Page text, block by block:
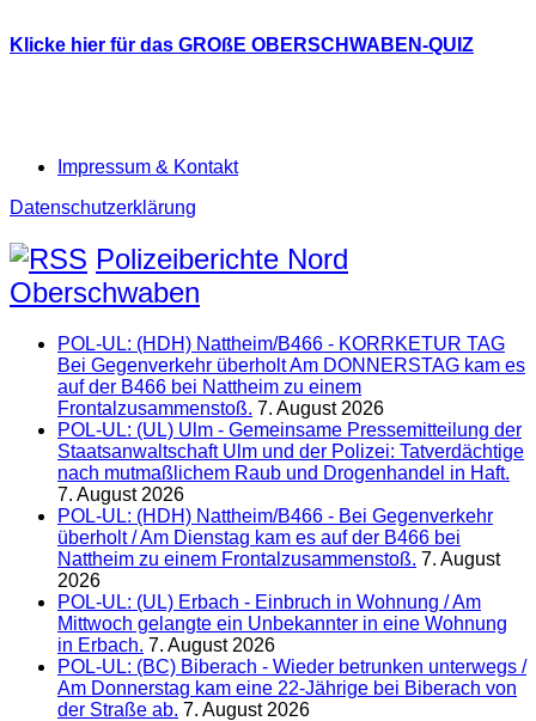
Klicke hier für das GROßE OBERSCHWABEN-QUIZ
Impressum & Kontakt
Datenschutzerklärung
Polizeiberichte Nord
Oberschwaben
POL-UL: (HDH) Nattheim/B466 - KORRKETUR TAG
Bei Gegenverkehr überholt Am DONNERSTAG kam es
auf der B466 bei Nattheim zu einem
Frontalzusammenstoß. 7. August 2026
POL-UL: (UL) Ulm - Gemeinsame Pressemitteilung der
Staatsanwaltschaft Ulm und der Polizei: Tatverdächtige
nach mutmaßlichem Raub und Drogenhandel in Haft.
7. August 2026
POL-UL: (HDH) Nattheim/B466 - Bei Gegenverkehr
überholt / Am Dienstag kam es auf der B466 bei
Nattheim zu einem Frontalzusammenstoß. 7. August
2026
POL-UL: (UL) Erbach - Einbruch in Wohnung / Am
Mittwoch gelangte ein Unbekannter in eine Wohnung
in Erbach. 7. August 2026
POL-UL: (BC) Biberach - Wieder betrunken unterwegs /
Am Donnerstag kam eine 22-Jährige bei Biberach von
der Straße ab. 7. August 2026